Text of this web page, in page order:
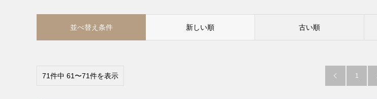
並べ替え条件 新しい順 古い順
71件中 61〜71件を表示  1